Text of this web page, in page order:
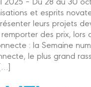
et esprits
leurs projets
remporter des prix, lors
: la Semaine
le plus grand